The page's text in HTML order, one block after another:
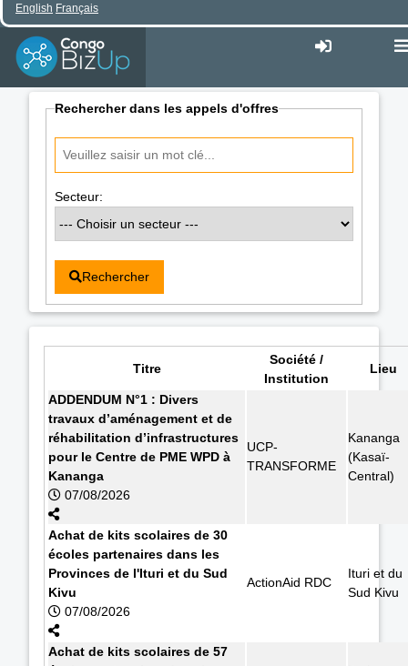
English Français
Rechercher dans les appels d'offres
Secteur:
Rechercher
Titre
Société /
Institution
Lieu
ADDENDUM N°1 : Divers
travaux d’aménagement et de
réhabilitation d’infrastructures
pour le Centre de PME WPD à
Kananga
07/08/2026
UCP-
TRANSFORME
Kananga
(Kasaï-
Central)
Achat de kits scolaires de 30
écoles partenaires dans les
Provinces de l'Ituri et du Sud
Kivu
07/08/2026
ActionAid RDC
Ituri et du
Sud Kivu
Achat de kits scolaires de 57